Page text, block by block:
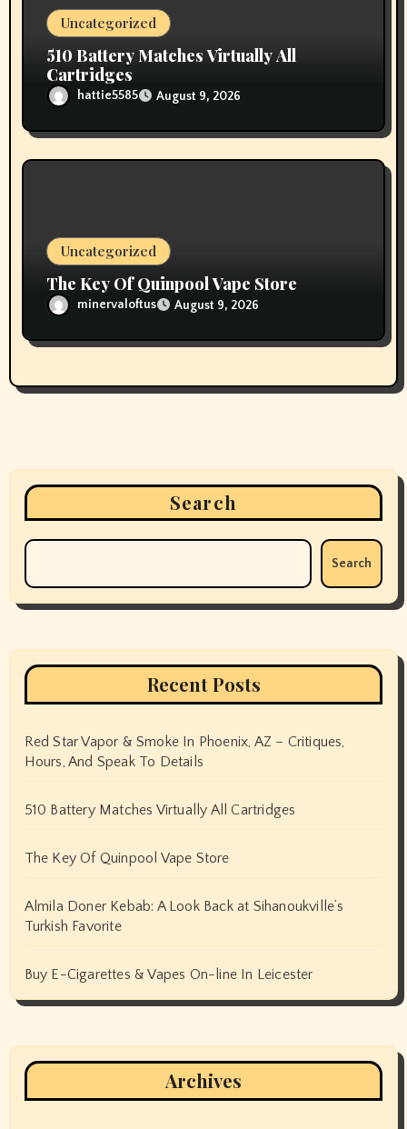
Uncategorized
510 Battery Matches Virtually All
Cartridges
hattie5585 August 9, 2026
Uncategorized
The Key Of Quinpool Vape Store
minervaloftus August 9, 2026
Search
Search
Recent Posts
Red Star Vapor & Smoke In Phoenix, AZ – Critiques,
Hours, And Speak To Details
510 Battery Matches Virtually All Cartridges
The Key Of Quinpool Vape Store
Almila Doner Kebab: A Look Back at Sihanoukville’s
Turkish Favorite
Buy E-Cigarettes & Vapes On-line In Leicester
Archives